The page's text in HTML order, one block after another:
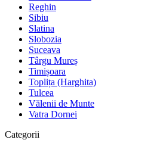
Reghin
Sibiu
Slatina
Slobozia
Suceava
Târgu Mureș
Timișoara
Toplița (Harghita)
Tulcea
Vălenii de Munte
Vatra Dornei
Categorii